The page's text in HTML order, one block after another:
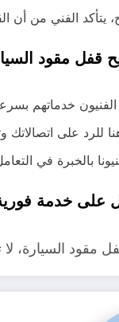
يتأكد الفني من
قفل مقود
الفنيون خدماتهم
للرد على
بالخبرة في
على خدمة
السيارة، لا